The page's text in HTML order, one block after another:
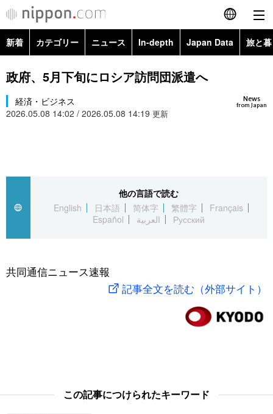
English
简体字
カテゴリー
スポーツ・東京2020
Topics
新着 カテゴリー ニュース In-depth Japan Data 旅と
政治・外交
経済・ビジネス Images
政府、5月下旬にロシア訪問団派遣へ
News
from Japan
経済・ビジネス
2026.05.08 14:02 / 2026.05.08 14:19 更新
他の言語で読む
English
日本語 简体字 繁體字
Français
Español
العربية Русский
共同通信ニュース速報
記事全文を読む（外部サイト）
この記事につけられたキーワード